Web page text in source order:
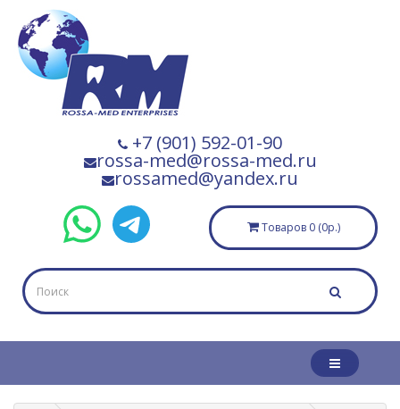
+7 (901) 592-01-90
rossa-med@rossa-med.ru
rossamed@yandex.ru
Товаров 0 (0р.)